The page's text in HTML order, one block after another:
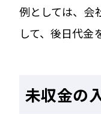
例としては、会
して、後日代金
未収金の